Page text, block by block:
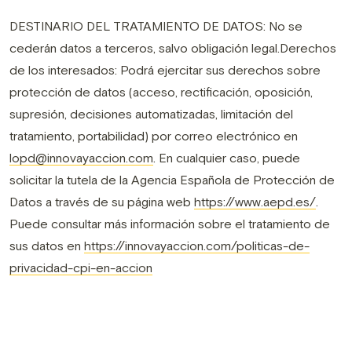
DESTINARIO DEL TRATAMIENTO DE DATOS: No se
cederán datos a terceros, salvo obligación legal.Derechos
de los interesados: Podrá ejercitar sus derechos sobre
protección de datos (acceso, rectificación, oposición,
supresión, decisiones automatizadas, limitación del
tratamiento, portabilidad) por correo electrónico en
lopd@innovayaccion.com . En cualquier caso, puede
solicitar la tutela de la Agencia Española de Protección de
Datos a través de su página web https://www.aepd.es/
Puede consultar más información sobre el tratamiento de
sus datos en https://innovayaccion.com/politicas-de-
privacidad-cpi-en-accion